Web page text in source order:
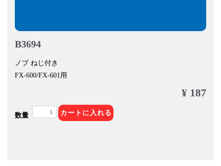
B3694
ノブ ねじ付き
FX-600/FX-601用
¥ 187
数量 カートに入れる